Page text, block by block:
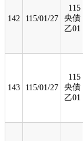
142 115/01/27
115
央債
乙01
143 115/01/27
115
央債
乙01